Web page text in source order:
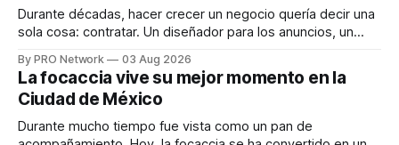
Durante décadas, hacer crecer un negocio quería decir una
sola cosa: contratar. Un diseñador para los anuncios, un
para los textos, alguien que supiera de publicidad digital
para encontrar prospectos, un vendedor para atender
llamadas y mensajes, y —con suerte— una persona
By PRO Network 03 Aug 2026
La focaccia vive su mejor momento en la
Ciudad de México
Durante mucho tiempo fue vista como un pan de